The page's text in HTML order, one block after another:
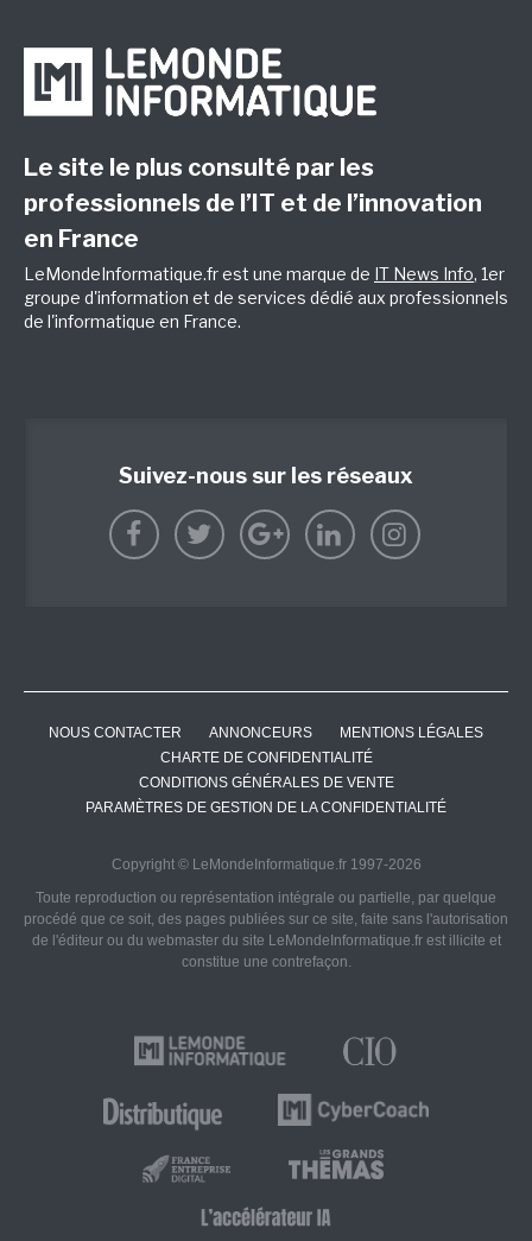
Le site le plus consulté par les
professionnels de l’IT et de l’innovation
en France
LeMondeInformatique.fr est une marque de IT News Info, 1er
groupe d'information et de services dédié aux professionnels
de l'informatique en France.
Suivez-nous sur les réseaux
NOUS CONTACTER ANNONCEURS
MENTIONS LÉGALES
CHARTE DE CONFIDENTIALITÉ
CONDITIONS GÉNÉRALES DE VENTE
PARAMÈTRES DE GESTION DE LA CONFIDENTIALITÉ
Copyright © LeMondeInformatique.fr 1997-2026
Toute reproduction ou représentation intégrale ou partielle, par quelque
procédé que ce soit, des pages publiées sur ce site, faite sans l'autorisation
de l'éditeur ou du webmaster du site LeMondeInformatique.fr est illicite et
constitue une contrefaçon.